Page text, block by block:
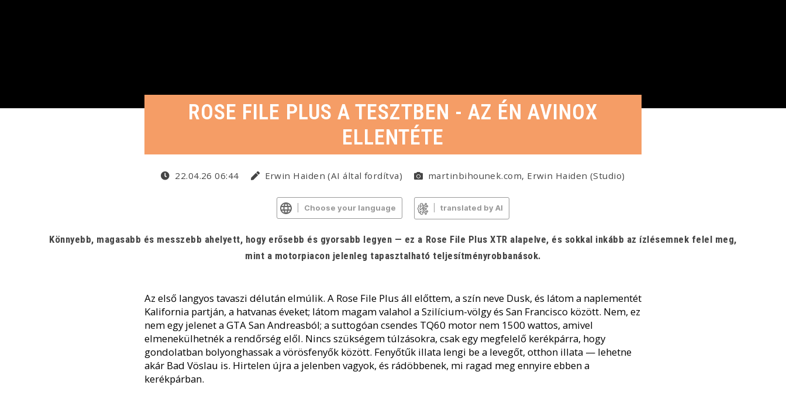
ROSE FILE PLUS A TESZTBEN - AZ ÉN AVINOX
ELLENTÉTE
22.04.26 06:44 Erwin Haiden (AI által fordítva) martinbihounek.com, Erwin Haiden (Studio)
Choose your language translated by AI
Könnyebb, magasabb és messzebb ahelyett, hogy erősebb és gyorsabb legyen — ez a Rose File Plus XTR alapelve, és sokkal inkább az ízlésemnek felel meg,
mint a motorpiacon jelenleg tapasztalható teljesítményrobbanások.
Az első langyos tavaszi délután elmúlik. A Rose File Plus áll előttem, a szín neve Dusk, és látom a naplementét
Kalifornia partján, a hatvanas éveket; látom magam valahol a Szilícium-völgy és San Francisco között. Nem, ez
nem egy jelenet a GTA San Andreasból; a suttogóan csendes TQ60 motor nem 1500 wattos, amivel
elmenekülhetnék a rendőrség elől. Nincs szükségem túlzásokra, csak egy megfelelő kerékpárra, hogy
gondolatban bolyonghassak a vörösfenyők között. Fenyőtűk illata lengi be a levegőt, otthon illata — lehetne
akár Bad Vöslau is. Hirtelen újra a jelenben vagyok, és rádöbbenek, mi ragad meg ennyire ebben a
kerékpárban.